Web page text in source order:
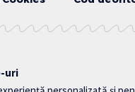
uri